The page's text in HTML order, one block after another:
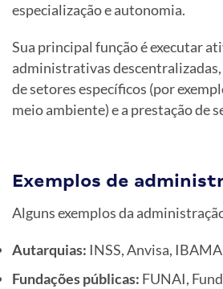
especialização e autonomia.
Sua principal função é executar
administrativas descentralizadas,
de setores específicos (por
meio ambiente) e a prestação de
Exemplos de
Alguns exemplos da
Autarquias: INSS, Anvisa,
Fundações públicas: FUNAI,